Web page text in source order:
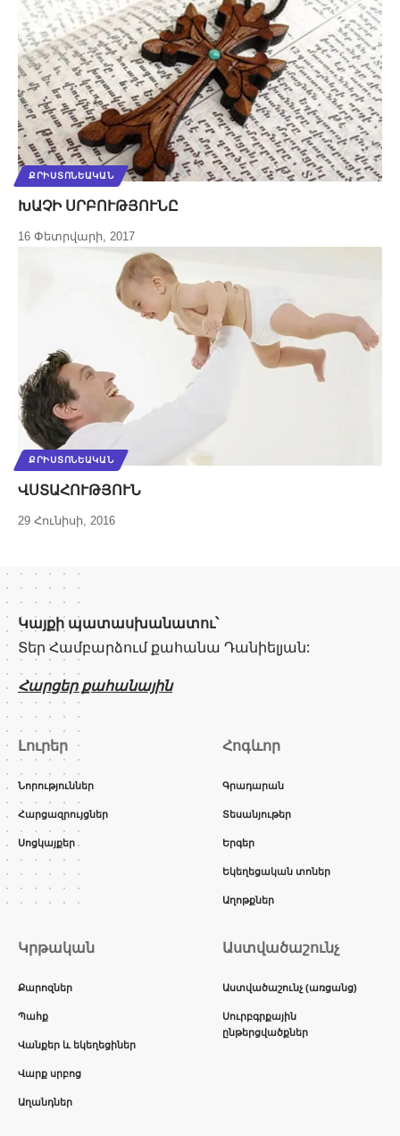
ՔՐԻՍՏՈՆԵԱԿԱՆ
ԽԱՉԻ ՍՐԲՈՒԹՅՈՒՆԸ
16 Փետրվարի, 2017
ՔՐԻՍՏՈՆԵԱԿԱՆ
ՎՍՏԱՀՈՒԹՅՈՒՆ
29 Հունիսի, 2016
Կայքի պատասխանատու՝
Տեր Համբարձում քահանա Դանիելյան:
Հարցեր քահանային
Լուրեր
Նորություններ
Հարցազրույցներ
Սոցկայքեր
Հոգևոր
Գրադարան
Տեսանյութեր
Երգեր
Եկեղեցական տոներ
Աղոթքներ
Կրթական
Քարոզներ
Պահք
Վանքեր և եկեղեցիներ
Վարք սրբոց
Աղանդներ
Աստվածաշունչ
Աստվածաշունչ (առցանց)
Սուրբգրքային
ընթերցվածքներ